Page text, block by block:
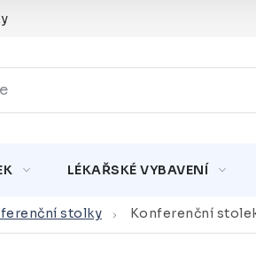
LÉKAŘSKÉ VYBAVENÍ
stolky Konferenční